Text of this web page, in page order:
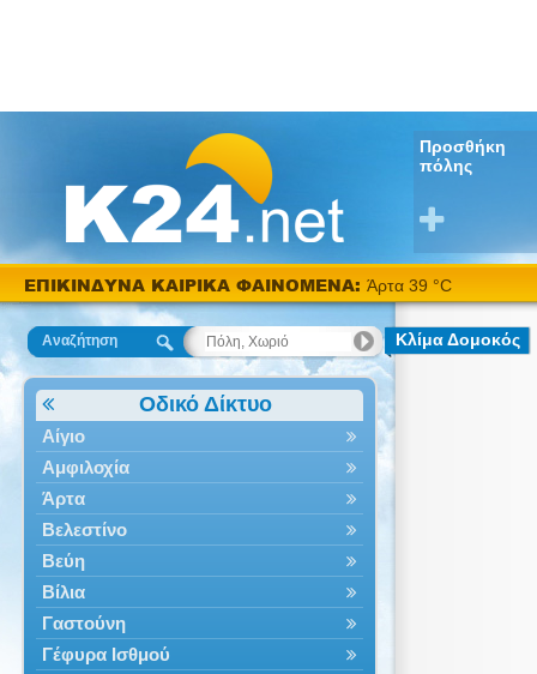
Προσθήκη
πόλης
ΕΠΙΚΙΝΔΥΝΑ ΚΑΙΡΙΚΑ ΦΑΙΝΟΜΕΝΑ: Άρτα 39 °C
Αναζήτηση
Οδικό Δίκτυο
Αίγιο
Αμφιλοχία
Άρτα
Βελεστίνο
Βεύη
Βίλια
Γαστούνη
Γέφυρα Ισθμού
Κλίμα Δομοκός